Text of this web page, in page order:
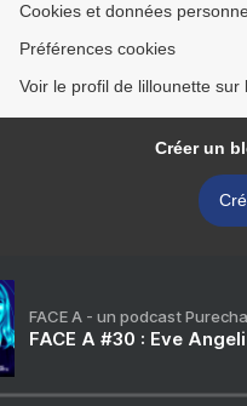
Cookies et données
Préférences cookies
Voir le profil de lillounette sur
Créer un
FACE A - un podcast
FACE A #30 : Eve